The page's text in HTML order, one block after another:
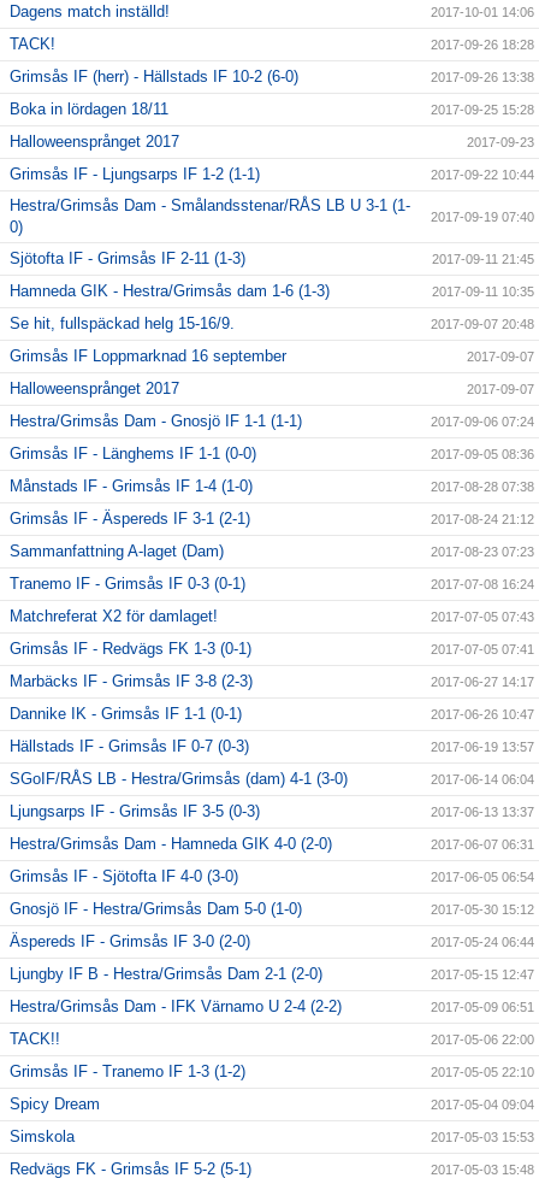
Dagens match inställd! 2017-10-01 14:06
TACK! 2017-09-26 18:28
Grimsås IF (herr) - Hällstads IF 10-2 (6-0) 2017-09-26 13:38
Boka in lördagen 18/11 2017-09-25 15:28
Halloweensprånget 2017 2017-09-23
Grimsås IF - Ljungsarps IF 1-2 (1-1) 2017-09-22 10:44
Hestra/Grimsås Dam - Smålandsstenar/RÅS LB U 3-1 (1-
0)
2017-09-19 07:40
Sjötofta IF - Grimsås IF 2-11 (1-3) 2017-09-11 21:45
Hamneda GIK - Hestra/Grimsås dam 1-6 (1-3) 2017-09-11 10:35
Se hit, fullspäckad helg 15-16/9. 2017-09-07 20:48
Grimsås IF Loppmarknad 16 september 2017-09-07
Halloweensprånget 2017 2017-09-07
Hestra/Grimsås Dam - Gnosjö IF 1-1 (1-1) 2017-09-06 07:24
Grimsås IF - Länghems IF 1-1 (0-0) 2017-09-05 08:36
Månstads IF - Grimsås IF 1-4 (1-0) 2017-08-28 07:38
Grimsås IF - Äspereds IF 3-1 (2-1) 2017-08-24 21:12
Sammanfattning A-laget (Dam) 2017-08-23 07:23
Tranemo IF - Grimsås IF 0-3 (0-1) 2017-07-08 16:24
Matchreferat X2 för damlaget! 2017-07-05 07:43
Grimsås IF - Redvägs FK 1-3 (0-1) 2017-07-05 07:41
Marbäcks IF - Grimsås IF 3-8 (2-3) 2017-06-27 14:17
Dannike IK - Grimsås IF 1-1 (0-1) 2017-06-26 10:47
Hällstads IF - Grimsås IF 0-7 (0-3) 2017-06-19 13:57
SGoIF/RÅS LB - Hestra/Grimsås (dam) 4-1 (3-0) 2017-06-14 06:04
Ljungsarps IF - Grimsås IF 3-5 (0-3) 2017-06-13 13:37
Hestra/Grimsås Dam - Hamneda GIK 4-0 (2-0) 2017-06-07 06:31
Grimsås IF - Sjötofta IF 4-0 (3-0) 2017-06-05 06:54
Gnosjö IF - Hestra/Grimsås Dam 5-0 (1-0) 2017-05-30 15:12
Äspereds IF - Grimsås IF 3-0 (2-0) 2017-05-24 06:44
Ljungby IF B - Hestra/Grimsås Dam 2-1 (2-0) 2017-05-15 12:47
Hestra/Grimsås Dam - IFK Värnamo U 2-4 (2-2) 2017-05-09 06:51
TACK!! 2017-05-06 22:00
Grimsås IF - Tranemo IF 1-3 (1-2) 2017-05-05 22:10
Spicy Dream 2017-05-04 09:04
Simskola 2017-05-03 15:53
Redvägs FK - Grimsås IF 5-2 (5-1) 2017-05-03 15:48